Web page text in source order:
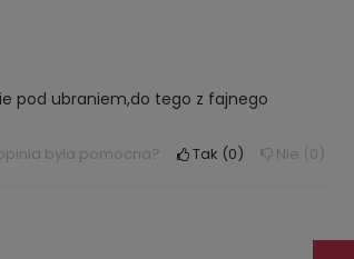
pod ubraniem,do tego z fajnego
była pomocna? Tak 0 Nie 0